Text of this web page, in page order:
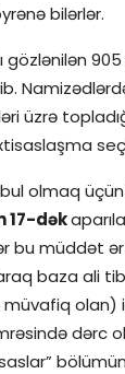
bilərlər.
gözlənilən
üzrə
olmaq
17-dək
bu müddət
baza ali
olan)
dərc